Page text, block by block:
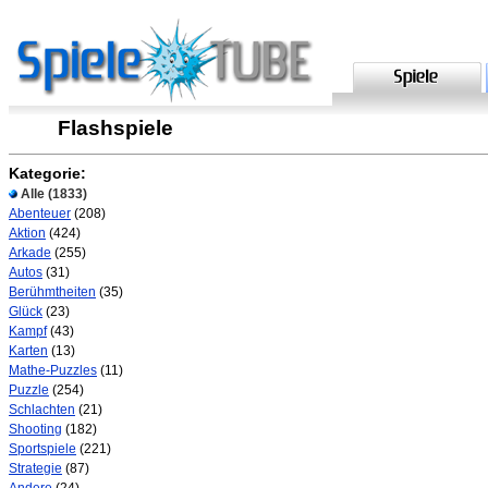
Flashspiele
Kategorie:
Alle (1833)
Abenteuer (208)
Aktion (424)
Arkade (255)
Autos (31)
Berühmtheiten (35)
Glück (23)
Kampf(43)
Karten (13)
Mathe-Puzzles (11)
Puzzle (254)
Schlachten (21)
Shooting (182)
Sportspiele (221)
Strategie (87)